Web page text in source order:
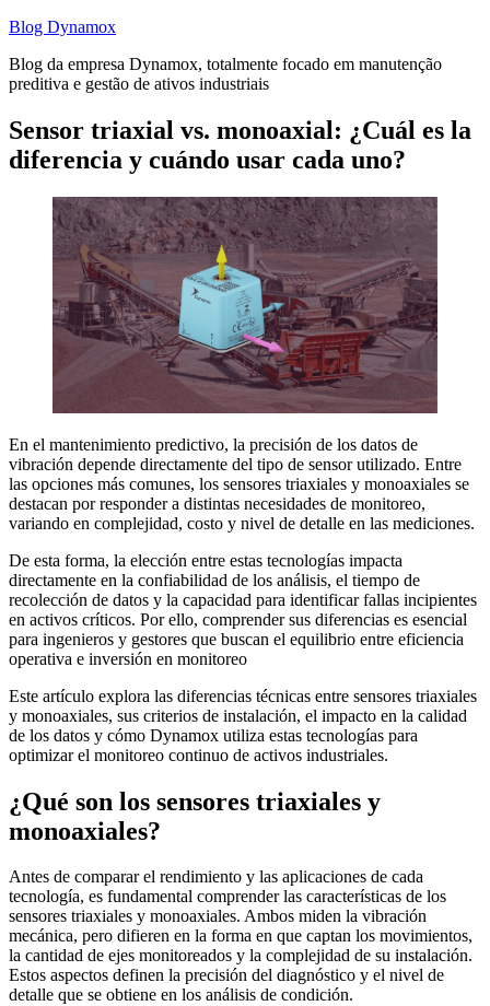
Saltar
contenido
Blog Dynamox
Blog da empresa Dynamox, totalmente focado em manutenção
preditiva e gestão de ativos industriais
Sensor triaxial vs. monoaxial: ¿Cuál es la
diferencia y cuándo usar cada uno?
En el mantenimiento predictivo, la precisión de los datos de
vibración depende directamente del tipo de sensor utilizado. Entre
las opciones más comunes, los sensores triaxiales y monoaxiales se
destacan por responder a distintas necesidades de monitoreo,
variando en complejidad, costo y nivel de detalle en las mediciones.
De esta forma, la elección entre estas tecnologías impacta
directamente en la confiabilidad de los análisis, el tiempo de
recolección de datos y la capacidad para identificar fallas incipientes
en activos críticos. Por ello, comprender sus diferencias es esencial
para ingenieros y gestores que buscan el equilibrio entre eficiencia
operativa e inversión en monitoreo
Este artículo explora las diferencias técnicas entre sensores triaxiales
y monoaxiales, sus criterios de instalación, el impacto en la calidad
de los datos y cómo Dynamox utiliza estas tecnologías para
optimizar el monitoreo continuo de activos industriales.
¿Qué son los sensores triaxiales y
monoaxiales?
Antes de comparar el rendimiento y las aplicaciones de cada
tecnología, es fundamental comprender las características de los
sensores triaxiales y monoaxiales. Ambos miden la vibración
mecánica, pero difieren en la forma en que captan los movimientos,
la cantidad de ejes monitoreados y la complejidad de su instalación.
Estos aspectos definen la precisión del diagnóstico y el nivel de
detalle que se obtiene en los análisis de condición.